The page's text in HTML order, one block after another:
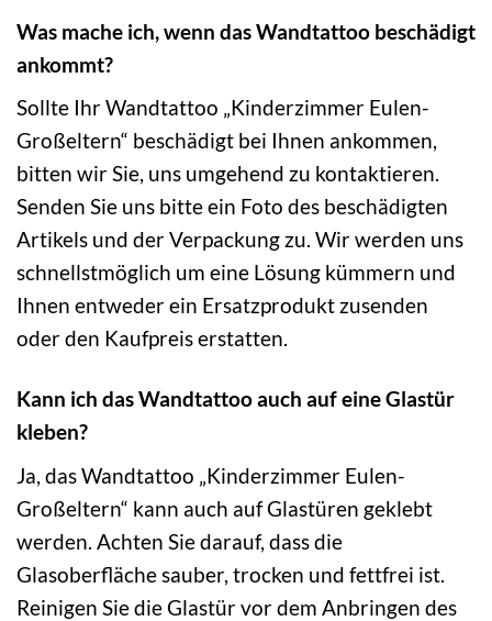
Was mache ich, wenn das Wandtattoo beschädigt
ankommt?
Sollte Ihr Wandtattoo „Kinderzimmer Eulen-
Großeltern“ beschädigt bei Ihnen ankommen,
bitten wir Sie, uns umgehend zu kontaktieren.
Senden Sie uns bitte ein Foto des beschädigten
Artikels und der Verpackung zu. Wir werden uns
schnellstmöglich um eine Lösung kümmern und
Ihnen entweder ein Ersatzprodukt zusenden
oder den Kaufpreis erstatten.
Kann ich das Wandtattoo auch auf eine Glastür
kleben?
Ja, das Wandtattoo „Kinderzimmer Eulen-
Großeltern“ kann auch auf Glastüren geklebt
werden. Achten Sie darauf, dass die
Glasoberfläche sauber, trocken und fettfrei ist.
Reinigen Sie die Glastür vor dem Anbringen des